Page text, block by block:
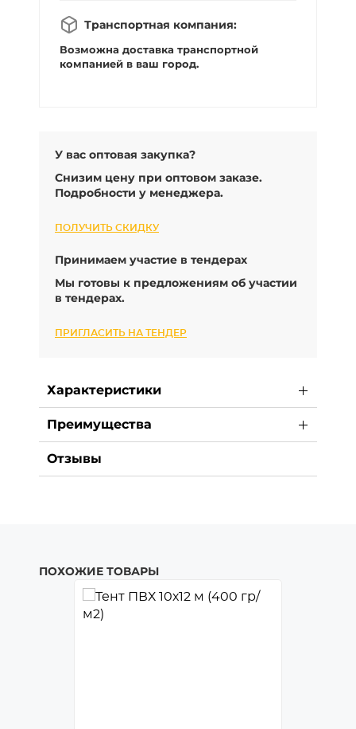
Транспортная компания:
Возможна доставка транспортной
компанией в ваш город.
У вас оптовая закупка?
Снизим цену при оптовом заказе.
Подробности у менеджера.
ПОЛУЧИТЬ СКИДКУ
Принимаем участие в тендерах
Мы готовы к предложениям об участии
в тендерах.
ПРИГЛАСИТЬ НА ТЕНДЕР
Характеристики
Преимущества
Отзывы
ПОХОЖИЕ ТОВАРЫ